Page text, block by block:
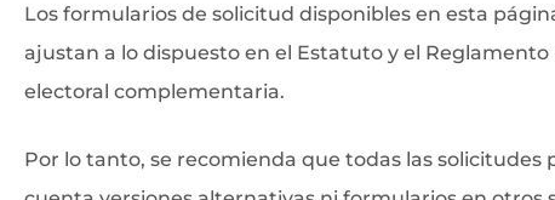
Los formularios de solicitud disponibles en esta
ajustan a lo dispuesto en el Estatuto y el
electoral complementaria.
Por lo tanto, se recomienda que todas las